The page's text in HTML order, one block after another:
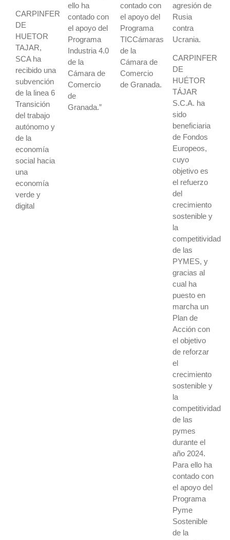
CARPINFER
DE
HUETOR
TAJAR,
SCA ha
recibido una
subvención
de la linea 6
Transición
del trabajo
autónomo y
de la
economía
social hacia
una
economía
verde y
digital
ello ha
contado con
el apoyo del
Programa
Industria 4.0
de la
Cámara de
Comercio
de
Granada.”
contado con
el apoyo del
Programa
TICCámaras
de la
Cámara de
Comercio
de Granada.
agresión de
Rusia
contra
Ucrania.
CARPINFER
DE
HUÉTOR
TÁJAR
S.C.A. ha
sido
beneficiaria
de Fondos
Europeos,
cuyo
objetivo es
el refuerzo
del
crecimiento
sostenible y
la
competitividad
de las
PYMES, y
gracias al
cual ha
puesto en
marcha un
Plan de
Acción con
el objetivo
de reforzar
el
crecimiento
sostenible y
la
competitividad
de las
pymes
durante el
año 2024.
Para ello ha
contado con
el apoyo del
Programa
Pyme
Sostenible
de la